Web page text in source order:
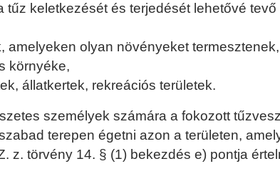
keletkezését és terjedését lehetővé
olyan növényeket
környéke,
állatkertek, rekreációs területek.
személyek számára a fokozott
terepen égetni azon a területen,
z. törvény 14. § (1) bekezdés e) pontja